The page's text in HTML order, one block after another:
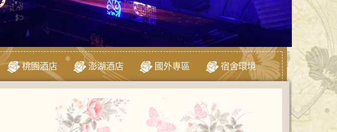
桃園酒店 澎湖酒店 國外專區 宿舍環境